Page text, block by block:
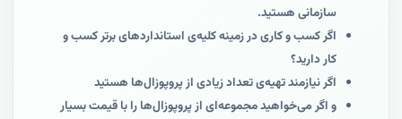
سازمانیهستید.
اگر کسب و کاری در زمینه کلیه‌ی استانداردهای برتر کسب و
کار دارید؟
اگر نیازمند تهیه‌ی تعداد زیادی از پروپوزال‌ها هستید
و اگر می‌خواهید مجموعه‌ای از پروپوزال‌ها را با قیمت بسیار